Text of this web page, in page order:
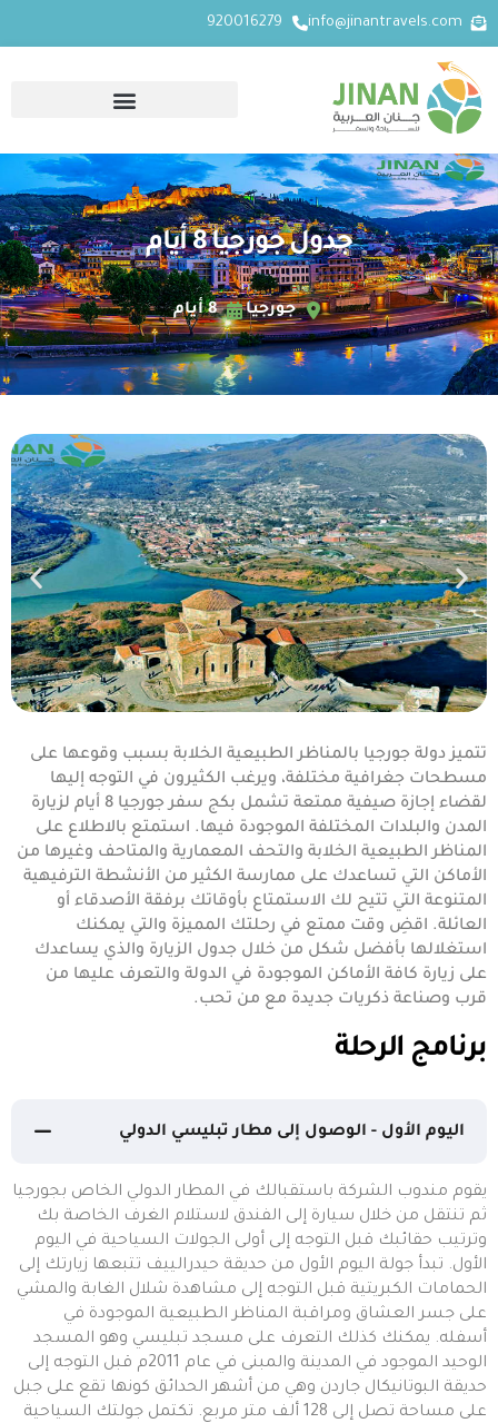
info@jinantravels.com
920016279
جدول جورجيا 8 أيام
جورجيا 8 أيام
تتميز دولة جورجيا بالمناظر الطبيعية الخلابة بسبب وقوعها على
مسطحات جغرافية مختلفة، ويرغب الكثيرون في التوجه إليها
لقضاء إجازة صيفية ممتعة تشمل بكج سفر جورجيا 8 أيام لزيارة
المدن والبلدات المختلفة الموجودة فيها. استمتع بالاطلاع على
المناظر الطبيعية الخلابة والتحف المعمارية والمتاحف وغيرها من
الأماكن التي تساعدك على ممارسة الكثير من الأنشطة الترفيهية
المتنوعة التي تتيح لك الاستمتاع بأوقاتك برفقة الأصدقاء أو
العائلة. اقضِ وقت ممتع في رحلتك المميزة والتي يمكنك
استغلالها بأفضل شكل من خلال جدول الزيارة والذي يساعدك
على زيارة كافة الأماكن الموجودة في الدولة والتعرف عليها من
قرب وصناعة ذكريات جديدة مع من تحب.
برنامج الرحلة
اليوم الأول - الوصول إلى مطار تبليسي الدولي
يقوم مندوب الشركة باستقبالك في المطار الدولي الخاص بجورجيا
ثم تنتقل من خلال سيارة إلى الفندق لاستلام الغرف الخاصة بك
وترتيب حقائبك قبل التوجه إلى أولى الجولات السياحية في اليوم
الأول. تبدأ جولة اليوم الأول من حديقة حيدرالييف تتبعها زيارتك إلى
الحمامات الكبريتية قبل التوجه إلى مشاهدة شلال الغابة والمشي
على جسر العشاق ومراقبة المناظر الطبيعية الموجودة في
أسفله. يمكنك كذلك التعرف على مسجد تبليسي وهو المسجد
الوحيد الموجود في المدينة والمبنى في عام 2011م قبل التوجه إلى
حديقة البوتانيكال جاردن وهي من أشهر الحدائق كونها تقع على جبل
على مساحة تصل إلى 128 ألف متر مربع. تكتمل جولتك السياحية